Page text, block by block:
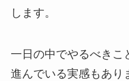
します。
一日の中でやるべきこ
進んでいる実感もあり